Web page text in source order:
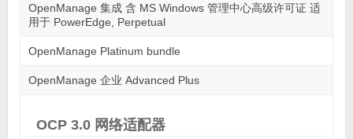
OpenManage 集成 含 MS Windows 管理中心高级许可证 适
用于 PowerEdge, Perpetual
OpenManage Platinum bundle
OpenManage 企业 Advanced Plus
OCP 3.0 网络适配器